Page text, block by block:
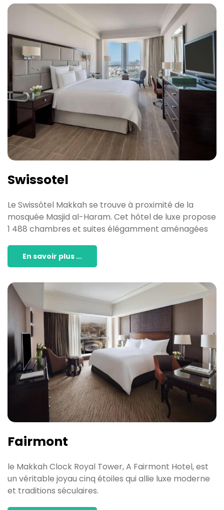
Swissotel
Le Swissôtel Makkah se trouve à proximité de la
mosquée Masjid al-Haram. Cet hôtel de luxe propose
1 488 chambres et suites élégamment aménagées
En savoir plus ...
Fairmont
le Makkah Clock Royal Tower, A Fairmont Hotel, est
un véritable joyau cinq étoiles qui allie luxe moderne
et traditions séculaires.